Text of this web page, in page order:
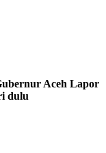
Aceh Lapor
dulu